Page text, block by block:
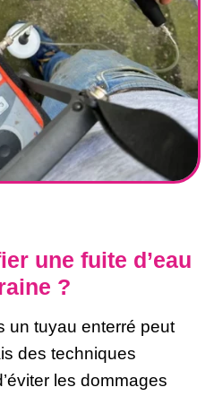
une fuite d’eau
?
un tuyau enterré peut
des techniques
les dommages